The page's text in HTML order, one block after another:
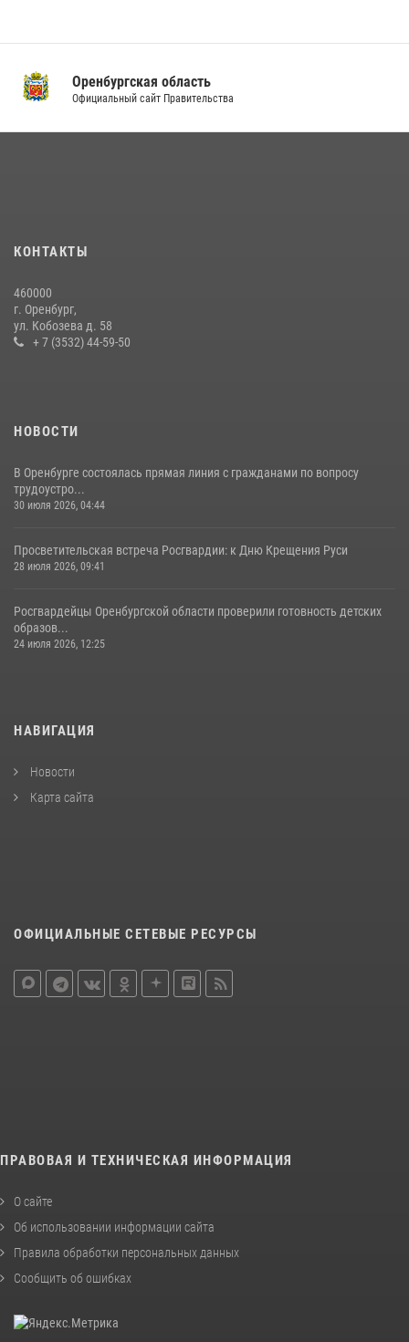
14 июля 2026, 10:43
подозрению в хищении товара из магазина
23 июля 2026, 10:47
28 июля 2026, 09:41
Оренбургская область
Официальный сайт Правительства
КОНТАКТЫ
460000
г. Оренбург,
ул. Кобозева д. 58
+ 7 (3532) 44-59-50
НОВОСТИ
В Оренбурге состоялась прямая линия с гражданами по вопросу
трудоустро...
30 июля 2026, 04:44
Просветительская встреча Росгвардии: к Дню Крещения Руси
28 июля 2026, 09:41
Росгвардейцы Оренбургской области проверили готовность детских
образов...
24 июля 2026, 12:25
НАВИГАЦИЯ
Новости
Карта сайта
ОФИЦИАЛЬНЫЕ СЕТЕВЫЕ РЕСУРСЫ
ПРАВОВАЯ И ТЕХНИЧЕСКАЯ ИНФОРМАЦИЯ
О сайте
Об использовании информации сайта
Правила обработки персональных данных
Сообщить об ошибках